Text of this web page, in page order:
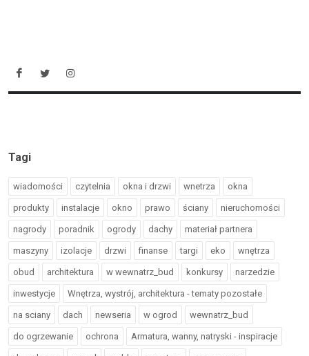
Tagi
wiadomości czytelnia okna i drzwi wnetrza okna
produkty instalacje okno prawo ściany nieruchomości
nagrody poradnik ogrody dachy materiał partnera
maszyny izolacje drzwi finanse targi eko wnętrza
obud architektura w wewnatrz_bud konkursy narzedzie
inwestycje Wnętrza, wystrój, architektura - tematy pozostałe
na sciany dach newseria w ogrod wewnatrz_bud
do ogrzewanie ochrona Armatura, wanny, natryski - inspiracje